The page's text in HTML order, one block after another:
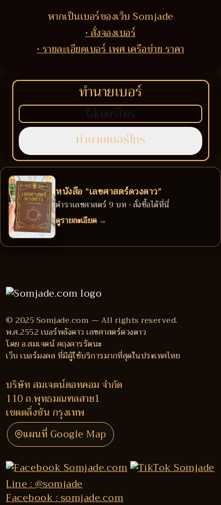
หากเป็นเบอร์ของเว็บ Somjade
• สั่งจองเบอร์
• รายละเอียดเบอร์ เพศ เครือข่าย ราคา
ทำนายเบอร์
หนังสือ “เลขศาสตร์ดวงดาว”
ตำราเลขศาสตร์ 9 บท • สั่งซื้อได้ที่นี่
ดูรายละเอียด →
© 2025 Somjade.com — All rights reserved.
พ.ศ.2552 เบอร์พลังดาว เลขศาสตร์ดวงดาว
โดย อ.สมเจตน์ ศฤงคารรัตนะ
เว็บ เบอร์มงคล ที่มีผู้ใช้บริการมากที่สุดในประเทศไทย
บริษัท สมเจตน์ดอทคอม จำกัด
110 ถ.พุทธมณฑลสาย1
เขตตลิ่งชัน กรุงเทพ
แผนที่ Google Map
Line : @somjade
Facebook : somjade.com